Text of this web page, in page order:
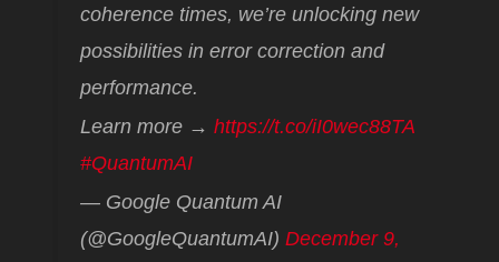
coherence times, we’re unlocking new
possibilities in error correction and
performance.
Learn more →https://t.co/iI0wec88TA
#QuantumAI
— Google Quantum AI
(@GoogleQuantumAI)December 9,